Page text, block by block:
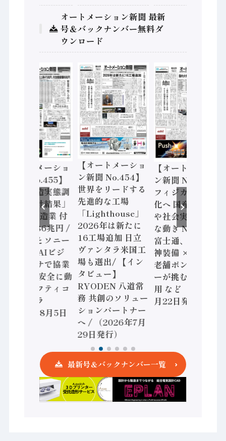
オートメーション新聞 最新
号＆バックナンバー無料ダ
ウンロード
【オートメーショ
ン新聞 No.455】
「経済構造実態調
査二次集計結果」
2024年製造業 付
加価値額86兆円 /
三菱電機とソニー
セミコン AIビジ
ョンセンサで協業
/ IDEC、安全に動
かすセーフティコ
ントローラ
（2026年8月5日
【オートメーショ
ン新聞 No.454】
世界をリードする
先進的な工場
「Lighthouse」
2026年は新たに
16工場追加 日立
ヴァンタラ米国工
場も選出/ 【イン
タビュー】
RYODEN 八道常
務 共創のソリュー
ションパートナー
へ / （2026年7月
29日発行）
【オートメーショ
ン新聞 No.453】
フィジカルAI本格
化へ 国産AI開発
や社会実装に活発
な動き Noetra、
富士通、日立 / 兵
神装備 × HMS、
老舗ポンプメーカ
ーが挑むデータ活
用 など（2026年7
月22日発行）
最新号＆バックナンバー一覧